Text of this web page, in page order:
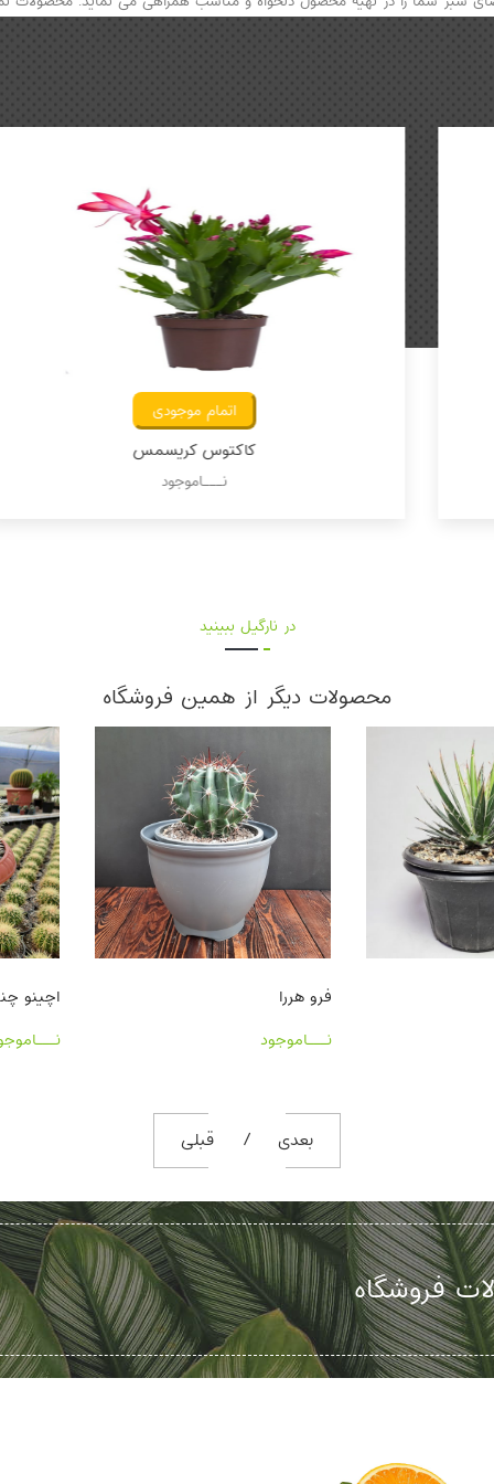
اتمام موجودی
کاکتوس استروفیتوم
در نارگیل ببینید
محصولات دیگر از همین فروشگاه
فرو هررا
نـــاموجود
آگاو فیلیفرا
نـــاموجود
قبلی بعدی
فروشگاه